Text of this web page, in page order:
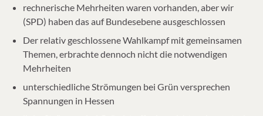
rechnerische Mehrheiten waren vorhanden, aber wir
(SPD) haben das auf Bundesebene ausgeschlossen
Der relativ geschlossene Wahlkampf mit gemeinsamen
Themen, erbrachte dennoch nicht die notwendigen
Mehrheiten
unterschiedliche Strömungen bei Grün versprechen
Spannungen in Hessen